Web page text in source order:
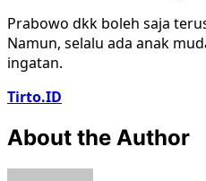
Prabowo dkk boleh saja
Namun, selalu ada anak
ingatan.
Tirto.ID
About the Author